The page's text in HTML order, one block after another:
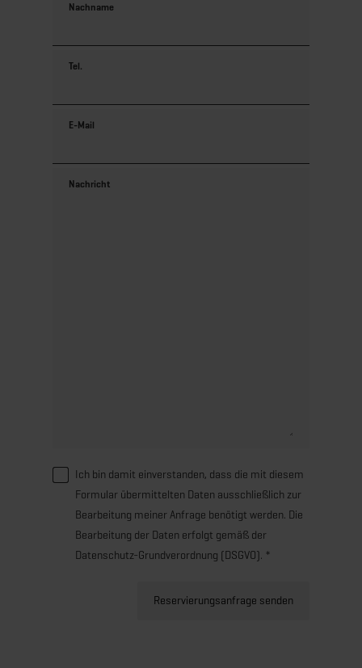
Nachname
Tel.
E-Mail
Nachricht
Ich bin damit einverstanden, dass die mit diesem
Formular übermittelten Daten ausschließlich zur
Bearbeitung meiner Anfrage benötigt werden. Die
Bearbeitung der Daten erfolgt gemäß der
Datenschutz-Grundverordnung (DSGVO). *
Reservierungsanfrage senden